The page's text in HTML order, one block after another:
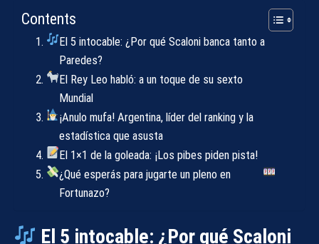
Contents
El 5 intocable: ¿Por qué Scaloni banca tanto a
Paredes?
El Rey Leo habló: a un toque de su sexto
Mundial
¡Anulo mufa! Argentina, líder del ranking y la
estadística que asusta
El 1×1 de la goleada: ¡Los pibes piden pista!
¿Qué esperás para jugarte un pleno en
Fortunazo?
El 5 intocable: ¿Por qué Scaloni